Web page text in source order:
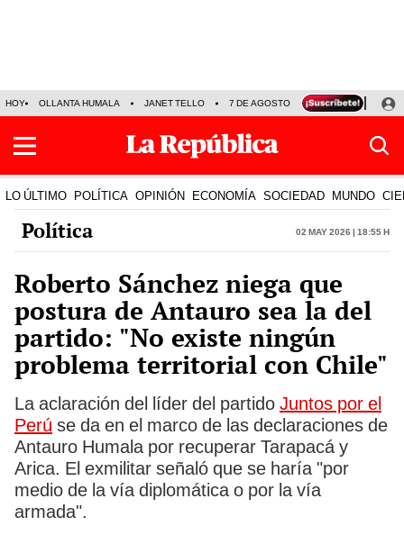
HOY OLLANTA HUMALA JANET TELLO 7 DE AGOSTO TINKA RESULTADOS
LO ÚLTIMO POLÍTICA OPINIÓN ECONOMÍA SOCIEDAD MUNDO
Política 02 May 2026 | 18:55 h
Roberto Sánchez niega que
postura de Antauro sea la del
partido: "No existe ningún
problema territorial con Chile"
La aclaración del líder del partido Juntos por el
Perú se da en el marco de las declaraciones de
Antauro Humala por recuperar Tarapacá y
Arica. El exmilitar señaló que se haría "por
medio de la vía diplomática o por la vía
armada".